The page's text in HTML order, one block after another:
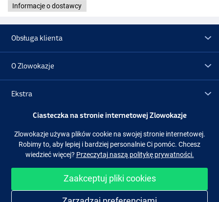
Informacje o dostawcy
Obsługa klienta
O Zlowokazje
Ekstra
Obserwuj nas Facebook Instagram
Ciasteczka na stronie internetowej Zlowokazje
Zlowokazje używa plików cookie na swojej stronie internetowej.
Robimy to, aby lepiej i bardziej personalnie Ci pomóc. Chcesz
wiedzieć więcej? Przeczytaj naszą politykę prywatności.
Zaakceptuj pliki cookies